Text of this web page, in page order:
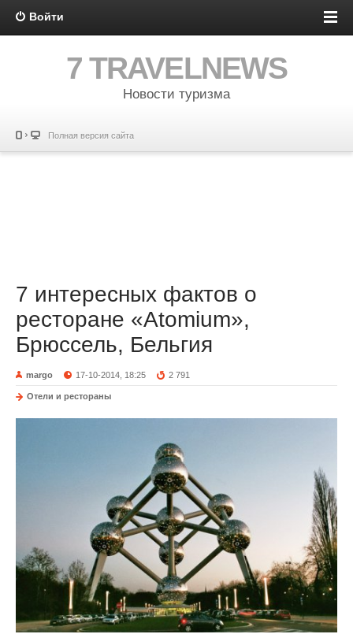
Войти
7 TRAVELNEWS
Новости туризма
Полная версия сайта
7 интересных фактов о
ресторане «Atomium»,
Брюссель, Бельгия
margo 17-10-2014, 18:25 2 791
Отели и рестораны